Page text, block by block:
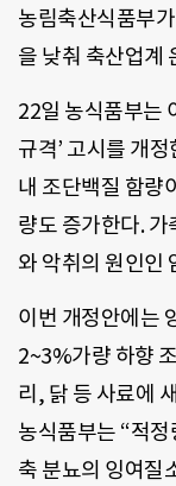
농림축산식품부
을 낮춰 축산업계
22일 농식품부는
규격’ 고시를 개
내 조단백질 함량
량도 증가한다.
와 악취의 원인인
이번 개정안에는
2~3%가량 하향
리, 닭 등 사료에
농식품부는 “적
축 분뇨의 잉여질